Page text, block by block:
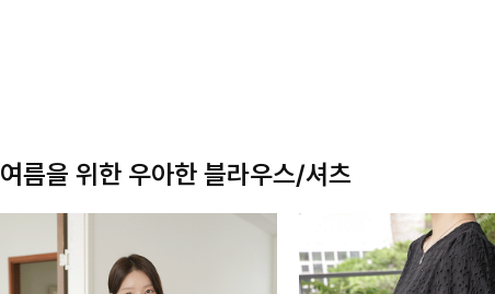
여름을 위한 우아한 블라우스/셔츠